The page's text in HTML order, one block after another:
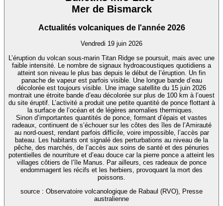
Mer de Bismarck
Actualités volcaniques de l'année 2026
Vendredi 19 juin 2026
L’éruption du volcan sous-marin Titan Ridge se poursuit, mais avec une
faible intensité. Le nombre de signaux hydroacoustiques quotidiens a
atteint son niveau le plus bas depuis le début de l’éruption. Un fin
panache de vapeur est parfois visible. Une longue bande d’eau
décolorée est toujours visible. Une image satellite du 15 juin 2026
montrait une étroite bande d’eau décolorée sur plus de 100 km à l’ouest
du site éruptif. L’activité a produit une petite quantité de ponce flottant à
la surface de l’océan et de légères anomalies thermiques.
Sinon d’importantes quantités de ponce, formant d’épais et vastes
radeaux, continuent de s’échouer sur les côtes des îles de l’Amirauté
au nord-ouest, rendant parfois difficile, voire impossible, l’accès par
bateau. Les habitants ont signalé des perturbations au niveau de la
pêche, des marchés, de l’accès aux soins de santé et des pénuries
potentielles de nourriture et d’eau douce car la pierre ponce a atteint les
villages côtiers de l’île Manus. Par ailleurs, ces radeaux de ponce
endommagent les récifs et les herbiers, provoquant la mort des
poissons.
source : Observatoire volcanologique de Rabaul (RVO), Presse
australienne